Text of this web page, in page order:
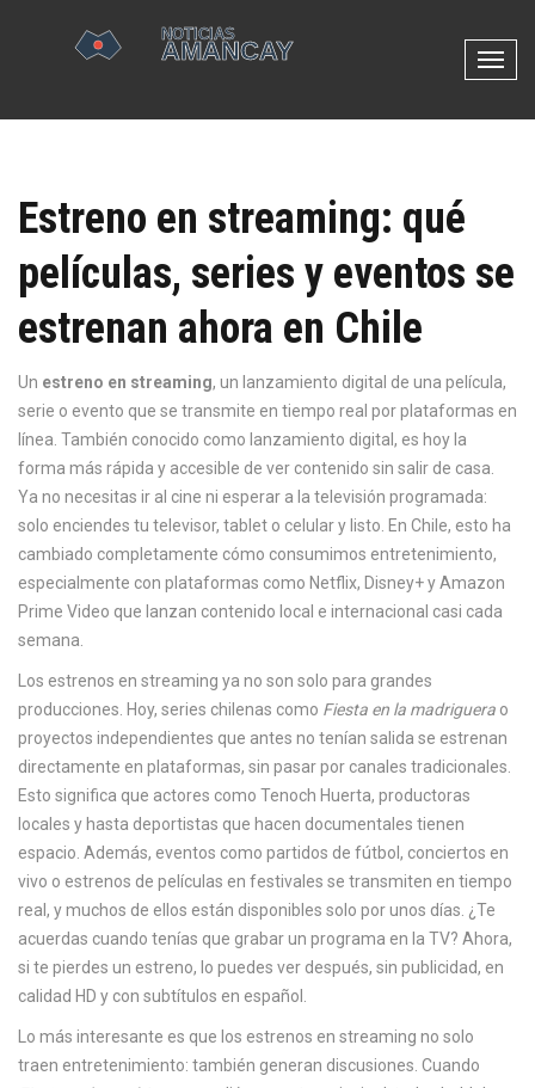
N
v
i
e
p
n
c
a
Estreno en streaming: qué
películas, series y eventos se
estrenan ahora en Chile
Un estreno en streaming, un lanzamiento digital de una película,
serie o evento que se transmite en tiempo real por plataformas en
línea . También conocido como lanzamiento digital , es hoy la
forma más rápida y accesible de ver contenido sin salir de casa.
Ya no necesitas ir al cine ni esperar a la televisión programada:
solo enciendes tu televisor, tablet o celular y listo. En Chile, esto ha
cambiado completamente cómo consumimos entretenimiento,
especialmente con plataformas como Netflix, Disney+yAmazon
Prime Video que lanzan contenido local e internacional casi cada
semana.
Los estrenos en streaming ya no son solo para grandes
producciones. Hoy, series chilenas como Fiesta en la madriguera o
proyectos independientes que antes no tenían salida se estrenan
directamente en plataformas, sin pasar por canales tradicionales.
Esto significa que actores como Tenoch Huerta, productoras
locales y hasta deportistas que hacen documentales tienen
espacio. Además, eventos como partidos de fútbol, conciertos en
vivo o estrenos de películas en festivales se transmiten en tiempo
real, y muchos de ellos están disponibles solo por unos días. ¿Te
acuerdas cuando tenías que grabar un programa en la TV? Ahora,
si te pierdes un estreno, lo puedes ver después, sin publicidad, en
calidad HD y con subtítulos en español.
Lo más interesante es que los estrenos en streaming no solo
traen entretenimiento: también generan discusiones. Cuando